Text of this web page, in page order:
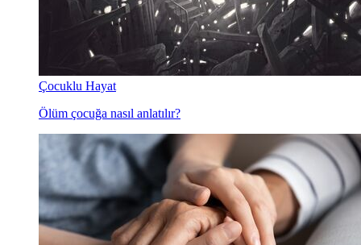
Çocuklu Hayat
Ölüm çocuğa nasıl anlatılır?